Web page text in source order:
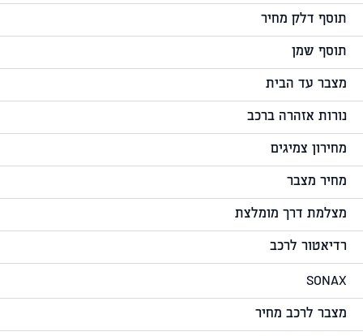
תוסף דלק מחיר
תוסף שמן
מצבר עד הבית
נורות אזהרה ברכב
מחירון צמיגים
מחיר מצבר
מצלמת דרך מומלצת
רדיאטור לרכב
SONAX
מצבר לרכב מחיר